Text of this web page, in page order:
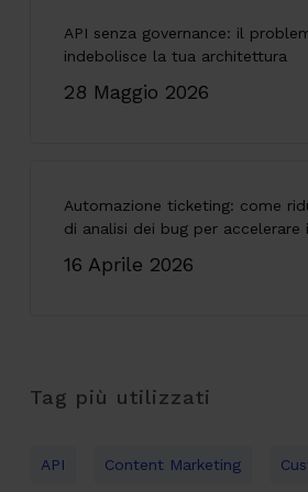
API senza governance: il
indebolisce la tua architettura
28 Maggio 2026
Automazione ticketing: come
di analisi dei bug per accelerare
16 Aprile 2026
Tag più utilizzati
API Content Marketing